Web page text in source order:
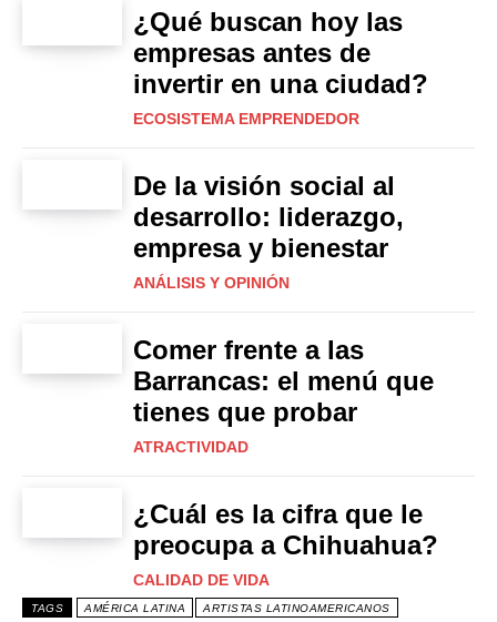
¿Qué buscan hoy las
empresas antes de
invertir en una ciudad?
ECOSISTEMA EMPRENDEDOR
De la visión social al
desarrollo: liderazgo,
empresa y bienestar
ANÁLISIS Y OPINIÓN
Comer frente a las
Barrancas: el menú que
tienes que probar
ATRACTIVIDAD
¿Cuál es la cifra que le
preocupa a Chihuahua?
CALIDAD DE VIDA
TAGS AMÉRICA LATINA ARTISTAS LATINOAMERICANOS